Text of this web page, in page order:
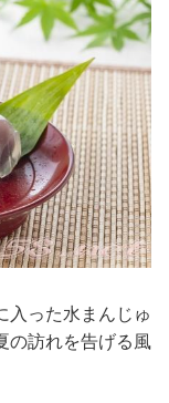
入った水まんじゅ
の訪れを告げる風